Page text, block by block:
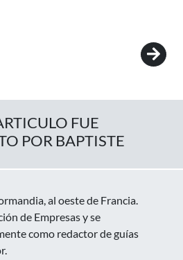
FUE
POR BAPTISTE
al oeste de Francia.
de Empresas y se
como redactor de guías